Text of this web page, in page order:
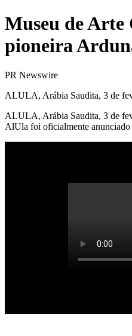
Museu de Arte
pioneira
PR Newswire
ALULA, Arábia Saudita, 3 de
ALULA, Arábia Saudita, 3 de
AlUla foi oficialmente anunciado